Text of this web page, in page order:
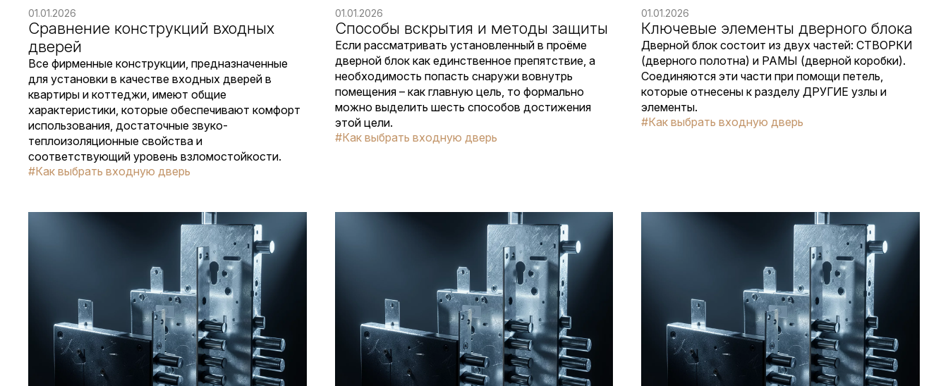
01.01.2026
Сравнение конструкций входных
дверей
Все фирменные конструкции, предназначенные
для установки в качестве входных дверей в
квартиры и коттеджи, имеют общие
характеристики, которые обеспечивают комфорт
использования, достаточные звуко-
теплоизоляционные свойства и
соответствующий уровень взломостойкости.
#Как выбрать входную дверь
01.01.2026
Способы вскрытия и методы защиты
Если рассматривать установленный в проёме
дверной блок как единственное препятствие, а
необходимость попасть снаружи вовнутрь
помещения – как главную цель, то формально
можно выделить шесть способов достижения
этой цели.
#Как выбрать входную дверь
01.01.2026
Ключевые элементы дверного блока
Дверной блок состоит из двух частей: СТВОРКИ
(дверного полотна) и РАМЫ (дверной коробки).
Соединяются эти части при помощи петель,
которые отнесены к разделу ДРУГИЕ узлы и
элементы.
#Как выбрать входную дверь